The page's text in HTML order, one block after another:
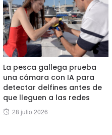
La pesca gallega prueba
una cámara con IA para
detectar delfines antes de
que lleguen a las redes
Posted
28 julio 2026